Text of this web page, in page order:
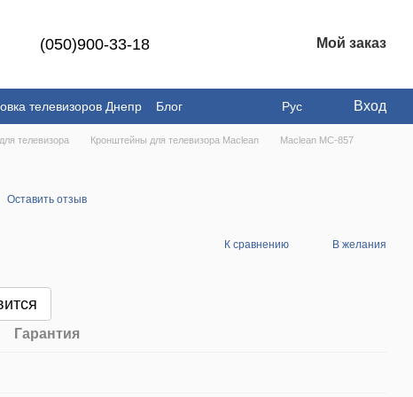
(050)900-33-18 Мой заказ
телевизоров Днепр
Блог
Рус Вход
телевизора Кронштейны для телевизора Maclean Maclean MC-857
Оставить отзыв
К сравнению В желания
Гарантия